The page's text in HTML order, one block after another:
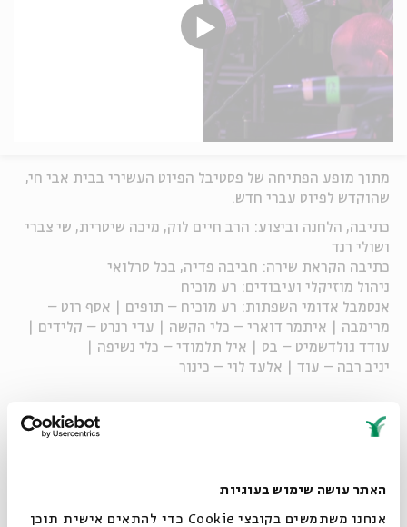
האתר עושה שימוש בעוגיות
אנחנו משתמשים בקובצי Cookie כדי להתאים אישית תוכן
מתוך מופע הפתיחה של פסטיבל הפיוט העשירי בבית אבי חי,
שהוקדש לפיוט עברי חדש.
כתיבה, הלחנה וביצוע: הרב חיים לוק, מיכה שיטרית, שי צברי
ושולי רנד
כתיבה הקראת שירה: חביבה פדיה, בכל סרלואי
ניהול מוזיקלי ועיבודים: רע מוכיח
אנסמבל אדומי השפתות: רע מוכיח – תופים | אסף רוט –
מרימבה | איתמר דוארי – כלי הקשה | עדי רנרט – קלידים |
עודד גולדשמיט – בס | איל תלמודי – כלי נשיפה |
יניב רבה – עוד | אלעד לוי – כינור